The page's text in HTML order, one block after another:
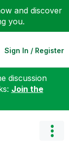
and discover
you.
Sign In / Register
discussion
Join the